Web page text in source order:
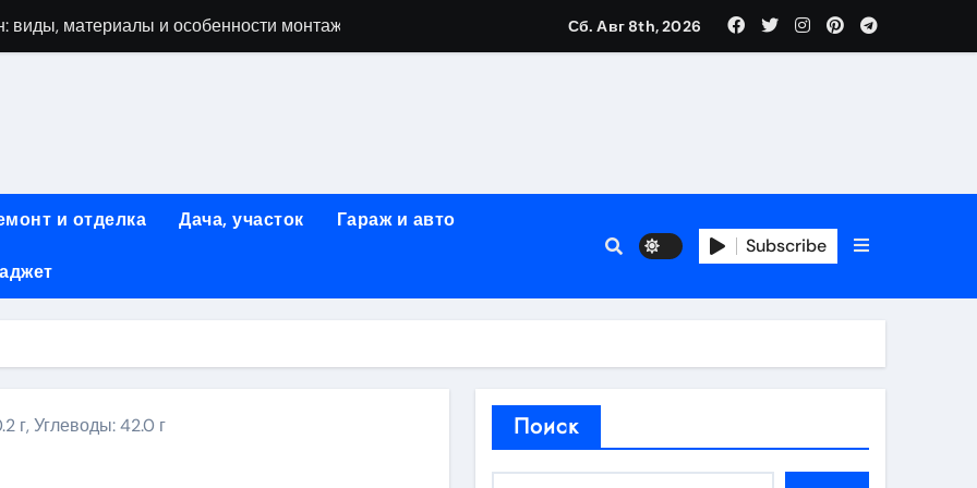
материалы и особенности монтажа
ногтевого сервиса: основные принципы и форматы участия
конструкции и этапы возведения
на рейсы в Киргизию
рекламных технологий для программной и мобильной рекламы
ассортимента и критериев выбора
квартир со вторым светом и террасой в готовых домах
Сб. Авг 8th, 2026
и отделка Дача, участок Гараж и авто
Subscribe
г, Углеводы: 42.0 г Поиск